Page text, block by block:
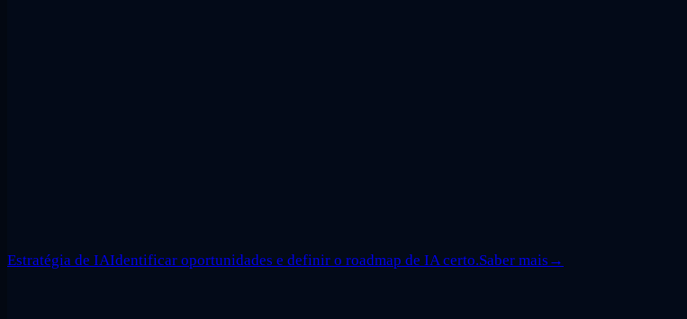
Estratégia de IAIdentificar oportunidades e definir o roadmap de IA certo.Saber mais →